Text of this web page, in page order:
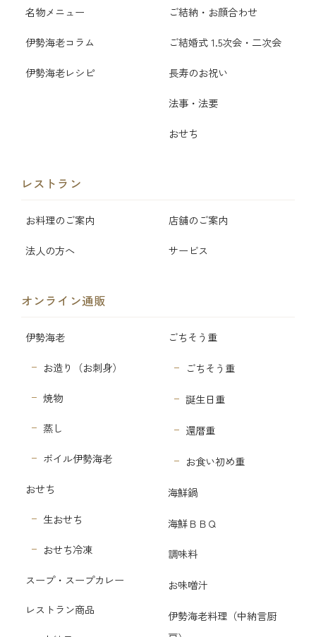
名物メニュー
伊勢海老コラム
伊勢海老レシピ
ご結納・お顔合わせ
ご結婚式 1.5次会・二次会
長寿のお祝い
法事・法要
おせち
レストラン
お料理のご案内 店舗のご案内
法人の方へ サービス
オンライン通販
伊勢海老
お造り（お刺身）
焼物
蒸し
ボイル伊勢海老
おせち
生おせち
おせち冷凍
スープ・スープカレー
レストラン商品
ごちそう重
ごちそう重
誕生日重
還暦重
お食い初め重
海鮮鍋
海鮮ＢＢＱ
調味料
お味噌汁
伊勢海老料理（中納言厨